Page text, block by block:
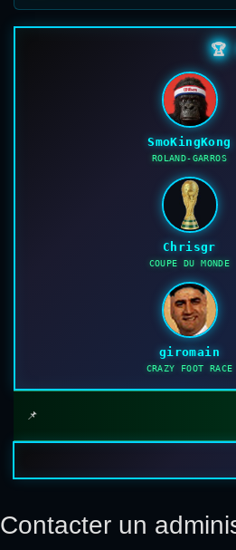
🏆
SmoKingKong
ROLAND-GARROS
Chrisgr
COUPE DU MONDE
giromain
CRAZY FOOT RACE
📌
Contacter un